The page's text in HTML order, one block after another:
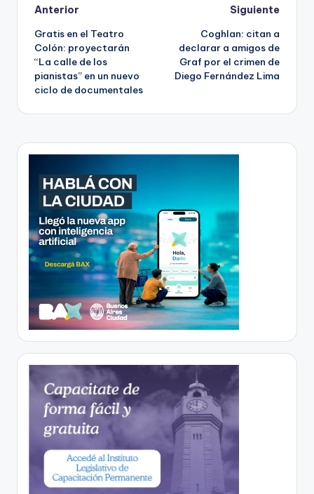
Post
navigation
Anterior
Gratis en el Teatro
Colón: proyectarán
“La calle de los
pianistas” en un nuevo
ciclo de documentales
Siguiente
Coghlan: citan a
declarar a amigos de
Graf por el crimen de
Diego Fernández Lima